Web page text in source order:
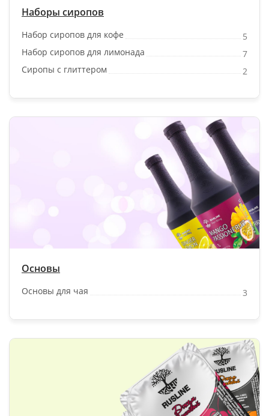
Наборы сиропов
Набор сиропов для кофе
5
Набор сиропов для лимонада
7
Сиропы с глиттером
2
Основы
Основы для чая 3